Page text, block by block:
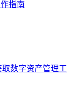
指南
数字资产管理工